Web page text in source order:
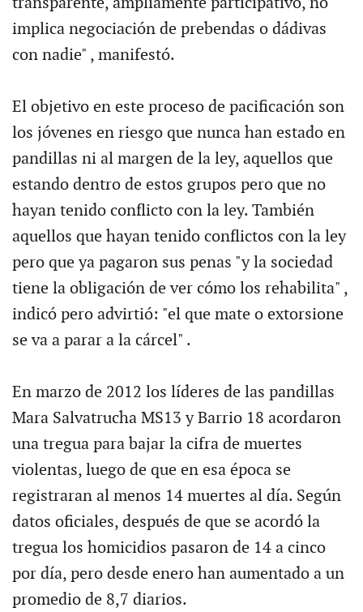
implica negociación de prebendas o dádivas
con nadie" , manifestó.
El objetivo en este proceso de pacificación son
los jóvenes en riesgo que nunca han estado en
pandillas ni al margen de la ley, aquellos que
estando dentro de estos grupos pero que no
hayan tenido conflicto con la ley. También
aquellos que hayan tenido conflictos con la ley
pero que ya pagaron sus penas "y la sociedad
tiene la obligación de ver cómo los rehabilita" ,
indicó pero advirtió: "el que mate o extorsione
se va a parar a la cárcel" .
En marzo de 2012 los líderes de las pandillas
Mara Salvatrucha MS13 y Barrio 18 acordaron
una tregua para bajar la cifra de muertes
violentas, luego de que en esa época se
registraran al menos 14 muertes al día. Según
datos oficiales, después de que se acordó la
tregua los homicidios pasaron de 14 a cinco
por día, pero desde enero han aumentado a un
promedio de 8,7 diarios.